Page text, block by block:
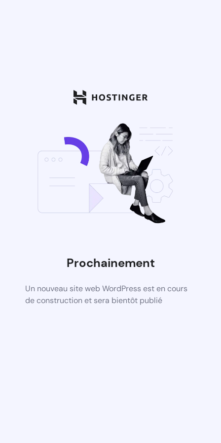
Prochainement
Un nouveau site web WordPress est en cours
de construction et sera bientôt publié